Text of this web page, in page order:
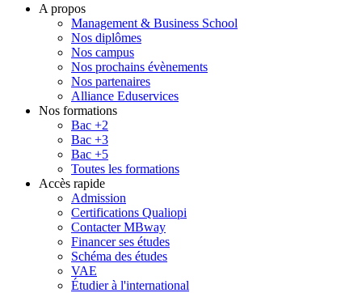
A propos
Management & Business School
Nos diplômes
Nos campus
Nos prochains évènements
Nos partenaires
Alliance Eduservices
Nos formations
Bac +2
Bac +3
Bac +5
Toutes les formations
Accès rapide
Admission
Certifications Qualiopi
Contacter MBway
Financer ses études
Schéma des études
VAE
Étudier à l'international